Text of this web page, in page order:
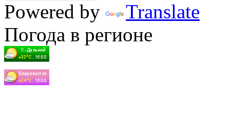
Powered by
Translate
Погода в регионе